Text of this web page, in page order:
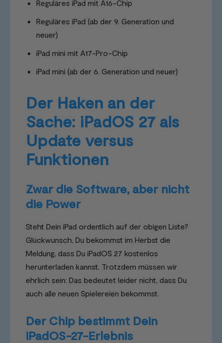
Reguläres iPad mit A16-Chip
Reguläres iPad (ab der 9. Generation und
neuer)
iPad mini mit A17-Pro-Chip
iPad mini (ab der 6. Generation und neuer)
Der Haken an der
Sache: iPadOS 27 als
Update versus
Funktionen
Zwar die Software, aber nicht
die Power
Steht Dein iPad ordentlich auf der obigen Liste?
Glückwunsch, Du bekommst im Herbst die
Meldung, dass Du iPadOS 27 kostenlos
herunterladen kannst. Trotzdem müssen wir
ehrlich sein: Das bedeutet leider nicht, dass Du
auch alle neuen Spielereien bekommst.
Der Chip bestimmt Dein
iPadOS-27-Erlebnis